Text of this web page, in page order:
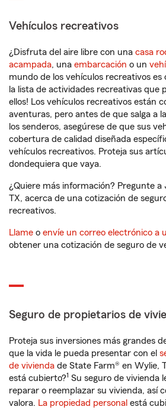
Vehículos recreativos
¿Disfruta del aire libre con una casa
acampada, una embarcación o un
mundo de los vehículos recreativos es
la lista de actividades recreativas que
ellos! Los vehículos recreativos están
aventuras, pero antes de que salga a
los senderos, asegúrese de que sus
cobertura de calidad diseñada
vehículos recreativos. Proteja sus
dondequiera que vaya.
¿Quiere más información? Pregunte a
TX, acerca de una cotización de
recreativos.
Llame o envíe un correo electrónico a
obtener una cotización de seguro de
Seguro de propietarios de
Proteja sus inversiones más grandes
que la vida le pueda presentar con el
de vivienda de State Farm® en Wylie,
está cubierto?1 Su seguro de vivienda
reparar o reemplazar su vivienda, así
valora. La propiedad personal está